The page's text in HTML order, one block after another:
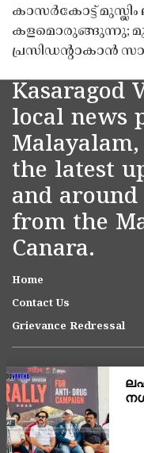
കാസർകോട്ട്
കളമൊരുങ്ങുന്നു;
പ്രസിഡൻ്റാകാൻ
Kasaragod
local news
the latest
and
from the
Canara.
Home
Contact Us
Grievance Redressal
Copyright ©